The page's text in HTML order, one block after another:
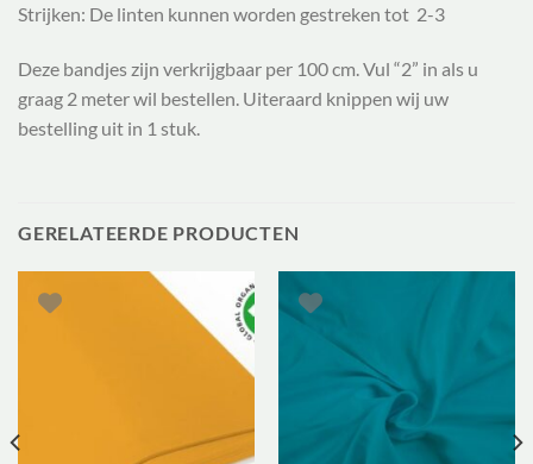
Strijken: De linten kunnen worden gestreken tot 2-3
Deze bandjes zijn verkrijgbaar per 100 cm. Vul “2” in als u
graag 2 meter wil bestellen. Uiteraard knippen wij uw
bestelling uit in 1 stuk.
GERELATEERDE PRODUCTEN